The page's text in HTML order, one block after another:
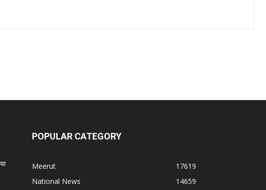
POPULAR CATEGORY
Meerut
17619
National News
14659